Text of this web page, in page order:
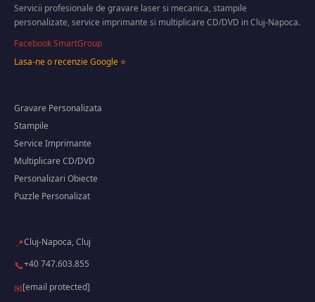
Servicii profesionale de gravare laser si mecanica, stampile
personalizate, service imprimante si multiplicare CD/DVD in Cluj-Napoca.
Facebook SmartGroup
Lasa-ne o recenzie Google ⭐
Gravare Personalizata
Stampile
Service Imprimante
Multiplicare CD/DVD
Personalizari Obiecte
Puzzle Personalizat
📍Cluj-Napoca, Cluj
📞+40 747.603.855
✉[email protected]